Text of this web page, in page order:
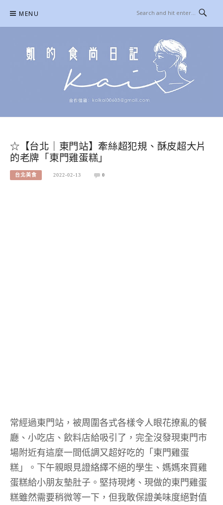
content
MENU
☆【台北｜東門站】牽絲超犯規、酥皮超大片
的老牌「東門雞蛋糕」
台北美食 2022-02-13 0
常經過東門站，被周圍各式各樣令人眼花撩亂的餐
廳、小吃店、飲料店給吸引了，完全沒發現東門市
場附近有這麼一間低調又超好吃的「東門雞蛋
糕」。下午親眼見證絡繹不絕的學生、媽媽來買雞
蛋糕給小朋友墊肚子。堅持現烤、現做的東門雞蛋
糕雖然需要稍微等一下，但我敢保證美味度絕對值